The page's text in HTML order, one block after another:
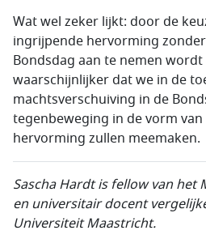
Wat wel zeker lijkt: door de
ingrijpende hervorming
Bondsdag aan te nemen
waarschijnlijker dat we in de
machtsverschuiving in de
tegenbeweging in de vorm
hervorming zullen meemaken.
Sascha Hardt is fellow van
en universitair docent
Universiteit Maastricht.